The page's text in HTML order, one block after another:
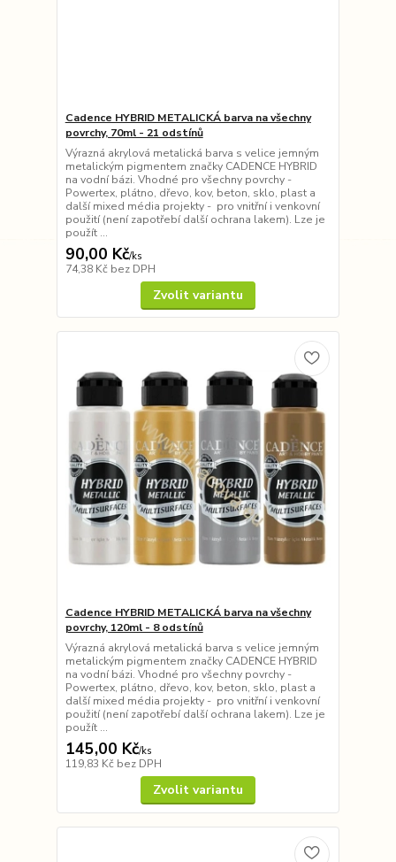
Cadence HYBRID METALICKÁ barva na všechny
povrchy, 70ml - 21 odstínů
Výrazná akrylová metalická barva s velice jemným
metalickým pigmentem značky CADENCE HYBRID
na vodní bázi. Vhodné pro všechny povrchy -
Powertex, plátno, dřevo, kov, beton, sklo, plast a
další mixed média projekty - pro vnitřní i venkovní
použití (není zapotřebí další ochrana lakem). Lze je
použít ...
90,00 Kč/ks
74,38 Kč bez DPH
Zvolit variantu
Cadence HYBRID METALICKÁ barva na všechny
povrchy, 120ml - 8 odstínů
Výrazná akrylová metalická barva s velice jemným
metalickým pigmentem značky CADENCE HYBRID
na vodní bázi. Vhodné pro všechny povrchy -
Powertex, plátno, dřevo, kov, beton, sklo, plast a
další mixed média projekty - pro vnitřní i venkovní
použití (není zapotřebí další ochrana lakem). Lze je
použít ...
145,00 Kč/ks
119,83 Kč bez DPH
Zvolit variantu